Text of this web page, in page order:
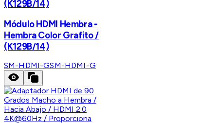
(K129B/14)
Módulo HDMI Hembra -
Hembra Color Grafito /
(K129B/14)
SM-HDMI-GSM-HDMI-G